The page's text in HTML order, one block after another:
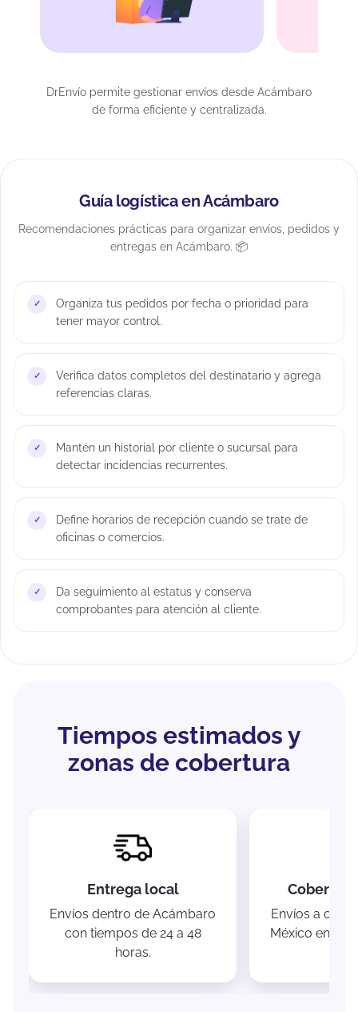
DrEnvío permite gestionar envíos desde Acámbaro
de forma eficiente y centralizada.
Guía logística en Acámbaro
Recomendaciones prácticas para organizar envíos, pedidos y
entregas en Acámbaro. 📦
Organiza tus pedidos por fecha o prioridad para
tener mayor control.
Verifica datos completos del destinatario y agrega
referencias claras.
Mantén un historial por cliente o sucursal para
detectar incidencias recurrentes.
Define horarios de recepción cuando se trate de
oficinas o comercios.
Da seguimiento al estatus y conserva
comprobantes para atención al cliente.
Tiempos estimados y
zonas de cobertura
Entrega local
Envíos dentro de Acámbaro
con tiempos de 24 a 48
horas.
Envíos a
México en 3 a